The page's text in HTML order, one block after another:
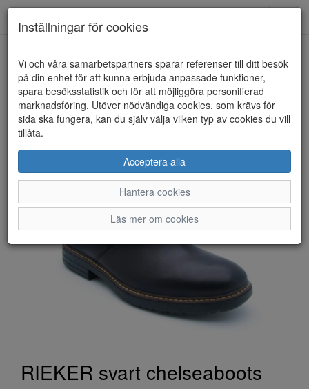
HEM RIEKER
RIEKER svart chelseaboots
Inställningar för cookies
Vi och våra samarbetspartners sparar referenser till ditt besök
på din enhet för att kunna erbjuda anpassade funktioner,
spara besöksstatistik och för att möjliggöra personifierad
marknadsföring. Utöver nödvändiga cookies, som krävs för
sida ska fungera, kan du själv välja vilken typ av cookies du vill
tillåta.
Acceptera alla
Hantera cookies
Läs mer om cookies